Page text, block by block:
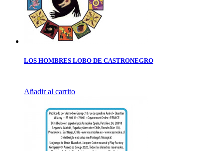
LOS HOMBRES LOBO DE CASTRONEGRO
Añadir al carrito